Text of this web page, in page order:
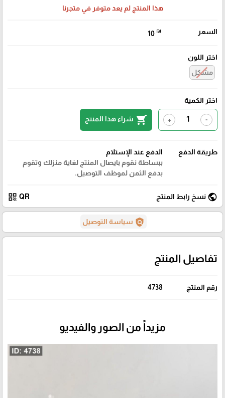
هذا المنتج لم يعد متوفر في متجرنا
السعر 10 ₪
اختر اللون
مشكل
اختر الكمية
-
+
shopping_cart شراء هذا المنتج
طريقة الدفع
الدفع عند الإستلام
ببساطة نقوم بايصال المنتج لغاية منزلك وتقوم
بدفع الثمن لموظف التوصيل.
public نسخ رابط المنتج QR
qr_code
policy سياسة التوصيل
تفاصيل المنتج
رقم المنتج 4738
مزيداً من الصور والفيديو